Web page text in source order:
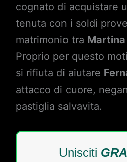
cognato di acquistare
tenuta con i soldi
matrimonio tra Martina
Proprio per questo
si rifiuta di aiutare
attacco di cuore,
pastiglia salvavita.
Unisciti